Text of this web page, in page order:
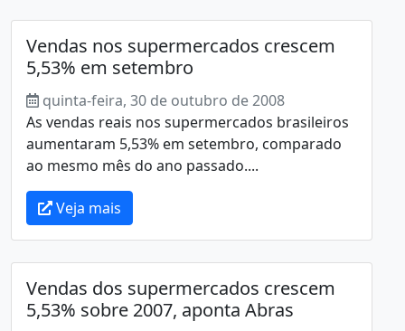
Vendas nos supermercados crescem
5,53% em setembro
quinta-feira, 30 de outubro de 2008
As vendas reais nos supermercados brasileiros
aumentaram 5,53% em setembro, comparado
ao mesmo mês do ano passado....
Veja mais
Vendas dos supermercados crescem
5,53% sobre 2007, aponta Abras